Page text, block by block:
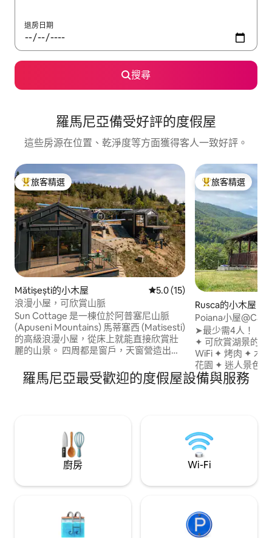
退房日期
搜尋
羅馬尼亞備受好評的度假屋
這些房源在位置、乾淨度等方面獲得客人一致好評。
旅客精選榜首
旅客精選
Mătișești的小木屋 從 15 則評價中獲得 5.0 的平
5.0 (15)
浪漫小屋，可欣賞山脈
Sun Cottage 是一棟位於阿普塞尼山脈
(Apuseni Mountains) 馬蒂塞西 (Matisesti)
的高級浪漫小屋，從床上就能直接欣賞壯
麗的山景。 四周都是窗戶，天窗營造出獨
隱私、寧靜和純粹的大自然——非常適合
在山上度過浪漫的週末。 院子裡有一架真
旅客精選榜首
旅客精選
Rusca的小木屋
Poiana小屋
➤最少需4人！！！ 鄉村風格的舒適小木
✦ 可欣賞湖景的
WiFi ✦ 烤肉 ✦ 木
花園 ✦ 迷人景色 ✦ 野生動
對 ➤喀爾巴阡山西南部的絕美地區 ➤房源
內有小鹿；周圍有
羅馬尼亞最受歡迎的度假屋設備與服務
廚房 Wi-Fi